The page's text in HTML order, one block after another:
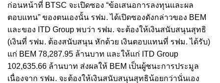
ก่อนหน้าที่ BTSC จะเปิดซอง “ข้อเสนอการลงทุนและผล
ตอบแทน” ของตนเองนั้น รฟม. ได้เปิดซองดังกล่าวของ BEM
และของ ITD Group พบว่า รฟม. จะต้องให้เงินสนับสนุนสุทธิ
(เงินที่ รฟม. ต้องสนับสนุน หักด้วย เงินตอบแทนที่ รฟม. ได้รับ)
แก่ BEM 78,287.95 ล้านบาท และให้แก่ ITD Group
102,635.66 ล้านบาท ส่งผลให้ BEM เป็นผู้ชนะการประมูล
เนื่องจาก รฟม. จะต้องให้เงินสนับสนุนสุทธิน้อยกว่านั่นเอง